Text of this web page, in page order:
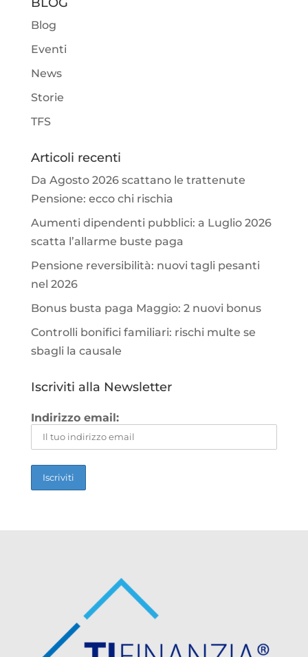
BLOG
Blog
Eventi
News
Storie
TFS
Articoli recenti
Da Agosto 2026 scattano le trattenute
Pensione: ecco chi rischia
Aumenti dipendenti pubblici: a Luglio 2026
scatta l’allarme buste paga
Pensione reversibilità: nuovi tagli pesanti
nel 2026
Bonus busta paga Maggio: 2 nuovi bonus
Controlli bonifici familiari: rischi multe se
sbagli la causale
Iscriviti alla Newsletter
Indirizzo email: